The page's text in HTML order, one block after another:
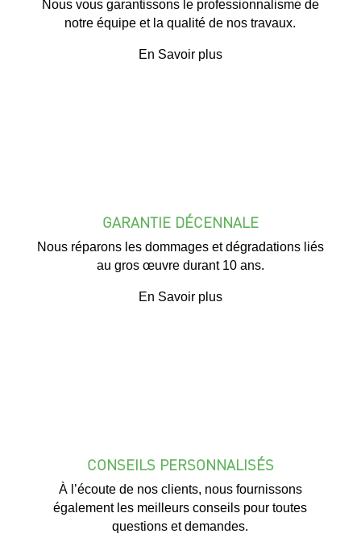
Nous vous garantissons le professionnalisme de
notre équipe et la qualité de nos travaux.
En Savoir plus
GARANTIE DÉCENNALE
Nous réparons les dommages et dégradations liés
au gros œuvre durant 10 ans.
En Savoir plus
CONSEILS PERSONNALISÉS
À l’écoute de nos clients, nous fournissons
également les meilleurs conseils pour toutes
questions et demandes.